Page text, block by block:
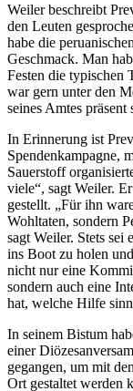
Weiler beschreibt
den Leuten
habe die
Geschmack. Man
Festen die typischen
war gern unter den
seines Amtes präsent
In Erinnerung ist
Spendenkampagne,
Sauerstoff
viele“, sagt Weiler.
gestellt. „Für ihn
Wohltaten, sondern
sagt Weiler. Stets
ins Boot zu holen
nicht nur eine
sondern auch eine
hat, welche Hilfe
In seinem Bistum
einer
gegangen, um mit
Ort gestaltet werden